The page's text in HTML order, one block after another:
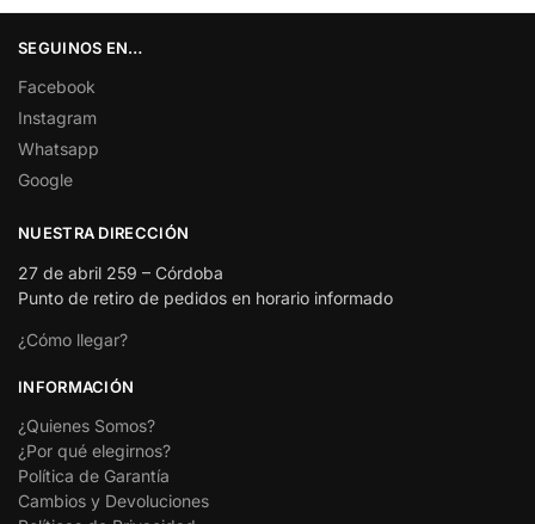
SEGUINOS EN…
Facebook
Instagram
Whatsapp
Google
NUESTRA DIRECCIÓN
27 de abril 259 – Córdoba
Punto de retiro de pedidos en horario informado
¿Cómo llegar?
INFORMACIÓN
¿Quienes Somos?
¿Por qué elegirnos?
Política de Garantía
Cambios y Devoluciones